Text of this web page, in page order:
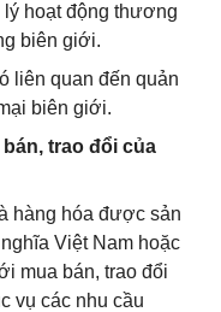
hoạt động thương
biên giới.
liên quan đến quản
biên giới.
trao đổi của
hàng hóa được sản
Việt Nam hoặc
mua bán, trao đổi
vụ các nhu cầu